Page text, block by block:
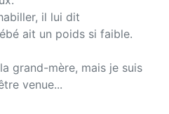
il lui dit
ait un poids si faible.
grand-mère, mais je suis
venue...